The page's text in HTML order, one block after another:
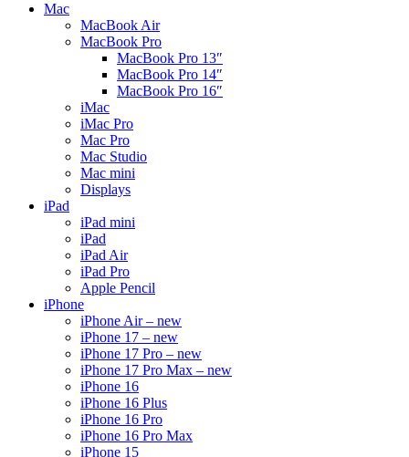
Mac
MacBook Air
MacBook Pro
MacBook Pro 13″
MacBook Pro 14″
MacBook Pro 16″
iMac
iMac Pro
Mac Pro
Mac Studio
Mac mini
Displays
iPad
iPad mini
iPad
iPad Air
iPad Pro
Apple Pencil
iPhone
iPhone Air – new
iPhone 17 – new
iPhone 17 Pro – new
iPhone 17 Pro Max – new
iPhone 16
iPhone 16 Plus
iPhone 16 Pro
iPhone 16 Pro Max
iPhone 15